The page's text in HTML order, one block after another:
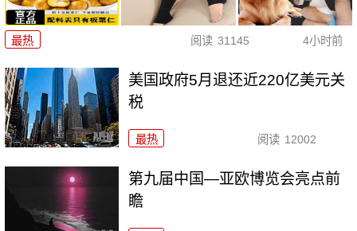
最热 阅读 31145 4小时前
美国政府5月退还近220亿美元关
税
最热 阅读 12002
第九届中国—亚欧博览会亮点前
瞻